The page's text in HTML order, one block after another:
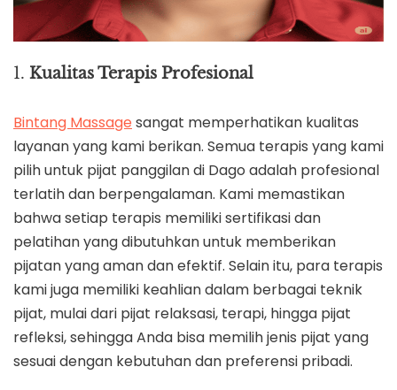
1. Kualitas Terapis Profesional
Bintang Massage sangat memperhatikan kualitas
layanan yang kami berikan. Semua terapis yang kami
pilih untuk pijat panggilan di Dago adalah profesional
terlatih dan berpengalaman. Kami memastikan
bahwa setiap terapis memiliki sertifikasi dan
pelatihan yang dibutuhkan untuk memberikan
pijatan yang aman dan efektif. Selain itu, para terapis
kami juga memiliki keahlian dalam berbagai teknik
pijat, mulai dari pijat relaksasi, terapi, hingga pijat
refleksi, sehingga Anda bisa memilih jenis pijat yang
sesuai dengan kebutuhan dan preferensi pribadi.